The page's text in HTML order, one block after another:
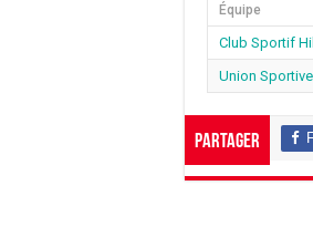
Équipe
Club Sportif
Union
Partager